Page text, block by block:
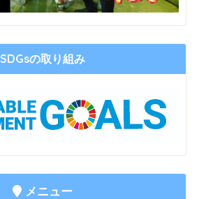
SDGsの取り組み
メニュー